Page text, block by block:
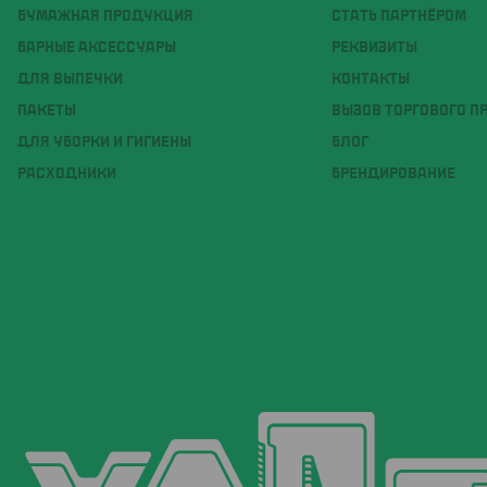
БУМАЖНАЯ ПРОДУКЦИЯ
БАРНЫЕ АКСЕССУАРЫ
ДЛЯ ВЫПЕЧКИ
ПАКЕТЫ
ДЛЯ УБОРКИ И ГИГИЕНЫ
РАСХОДНИКИ
СТАТЬ ПАРТНЁРОМ
РЕКВИЗИТЫ
КОНТАКТЫ
ВЫЗОВ ТОРГОВОГО
БЛОГ
БРЕНДИРОВАНИЕ